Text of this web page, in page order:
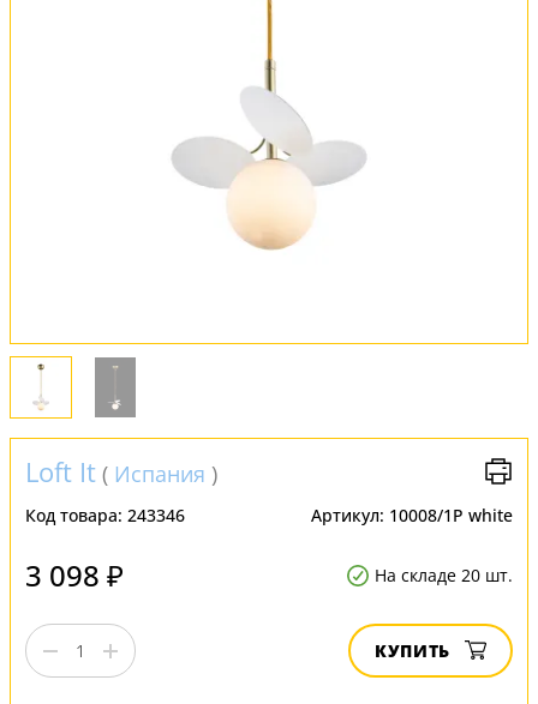
Loft It ( Испания )
Код товара: 243346 Артикул: 10008/1P white
3 098 ₽ На складе 20 шт.
КУПИТЬ